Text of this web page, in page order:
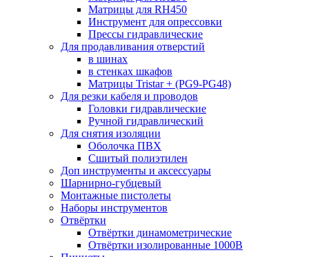
Матрицы для RH450
Инструмент для опрессовки
Прессы гидравлические
Для продавливания отверстий
в шинах
в стенках шкафов
Матрицы Tristar + (PG9-PG48)
Для резки кабеля и проводов
Головки гидравлические
Ручной гидравлический
Для снятия изоляции
Оболочка ПВХ
Сшитый полиэтилен
Доп инструменты и аксессуары
Шарнирно-губцевый
Монтажные пистолеты
Наборы инструментов
Отвёртки
Отвёртки динамометрические
Отвёртки изолированные 1000В